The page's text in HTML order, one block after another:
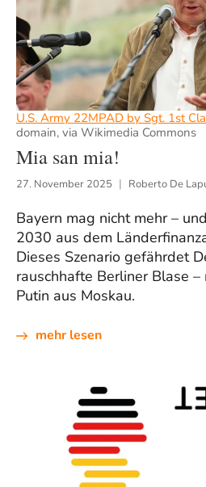
U.S. Army 22MPAD by Sgt. 1st
domain, via Wikimedia Commons
Mia san mia!
27. November 2025 Roberto De
Bayern mag nicht mehr –
2030 aus dem
Dieses Szenario gefährdet
rauschhafte Berliner Blase
Putin aus Moskau.
mehr lesen